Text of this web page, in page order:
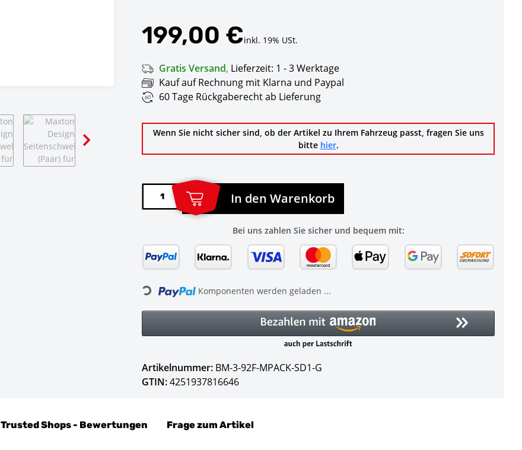
199,00 €inkl. 19% USt.
Gratis Versand, Lieferzeit: 1 - 3 Werktage
Kauf auf Rechnung mit Klarna und Paypal
60 Tage Rückgaberecht ab Lieferung
Wenn Sie nicht sicher sind, ob der Artikel zu Ihrem Fahrzeug passt, fragen Sie uns
bitte hier.
In den Warenkorb
Bei uns zahlen Sie sicher und bequem mit:
Loading... Komponenten werden geladen ...
Artikelnummer: BM-3-92F-MPACK-SD1-G
GTIN:4251937816646
Trusted Shops - Bewertungen Frage zum Artikel